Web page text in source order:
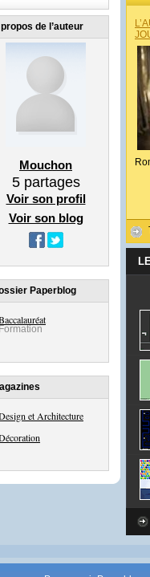
de l’auteur
Mouchon
5partages
Voir son profil
Voir son blog
Paperblog
Formation
et Architecture